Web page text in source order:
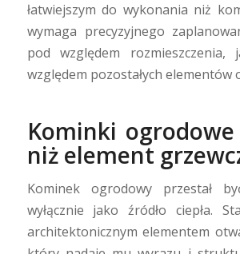
łatwiejszym do wykonania niż
wymaga precyzyjnego
pod względem
względem pozostałych elementów
Kominki
niż element
Kominek ogrodowy przestał
wyłącznie jako źródło ciepła.
architektonicznym elementem